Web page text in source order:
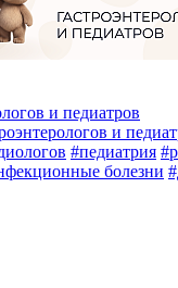
и педиатров
и
#педиатрия
болезни